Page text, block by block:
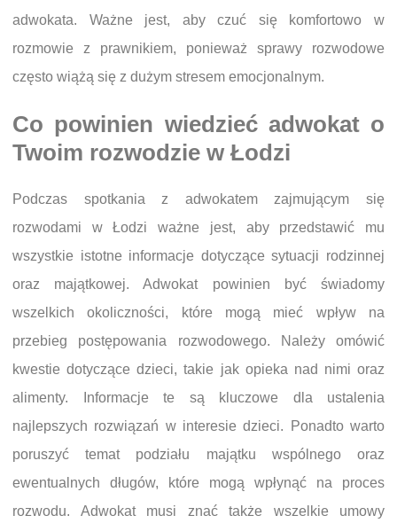
adwokata. Ważne jest, aby czuć się komfortowo w
rozmowie z prawnikiem, ponieważ sprawy rozwodowe
często wiążą się z dużym stresem emocjonalnym.
Co powinien wiedzieć adwokat o
Twoim rozwodzie w Łodzi
Podczas spotkania z adwokatem zajmującym się
rozwodami w Łodzi ważne jest, aby przedstawić mu
wszystkie istotne informacje dotyczące sytuacji rodzinnej
oraz majątkowej. Adwokat powinien być świadomy
wszelkich okoliczności, które mogą mieć wpływ na
przebieg postępowania rozwodowego. Należy omówić
kwestie dotyczące dzieci, takie jak opieka nad nimi oraz
alimenty. Informacje te są kluczowe dla ustalenia
najlepszych rozwiązań w interesie dzieci. Ponadto warto
poruszyć temat podziału majątku wspólnego oraz
ewentualnych długów, które mogą wpłynąć na proces
rozwodu. Adwokat musi znać także wszelkie umowy